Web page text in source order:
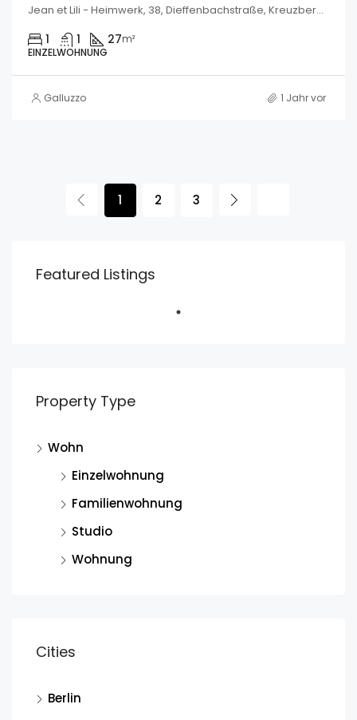
Jean et Lili - Heimwerk, 38, Dieffenbachstraße, Kreuzberg, Friedrichshain-Kreuzberg, Berlin, 10967, Deutschland
1 1 27m²
EINZELWOHNUNG
Galluzzo 1 Jahr vor
1 2 3
Featured Listings
Property Type
Wohn
Einzelwohnung
Familienwohnung
Studio
Wohnung
Cities
Berlin